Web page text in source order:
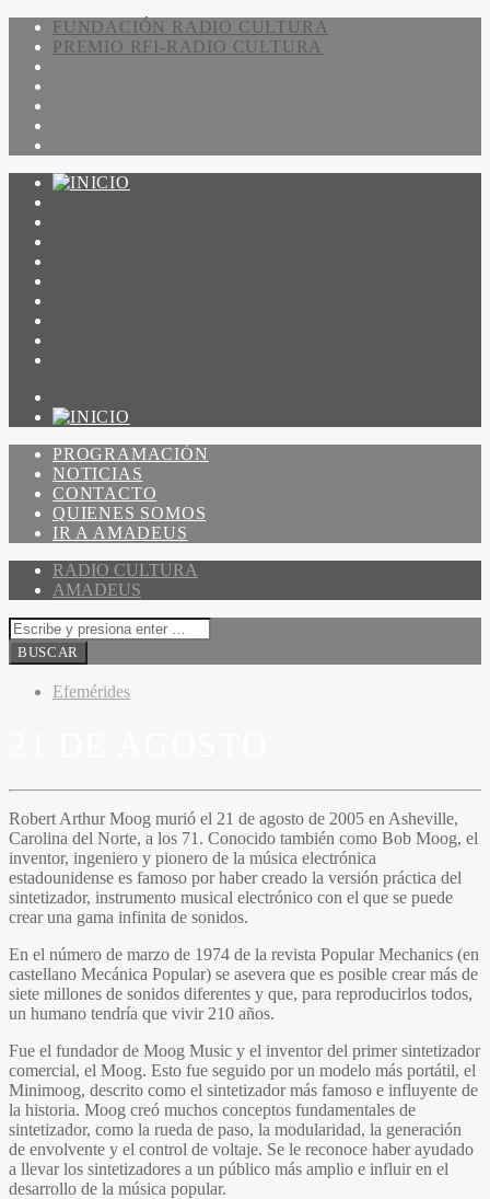
FUNDACIÓN RADIO CULTURA
PREMIO RFI-RADIO CULTURA
PROGRAMACIÓN
NOTICIAS
CONTACTO
QUIENES SOMOS
IR A AMADEUS
RADIO CULTURA
AMADEUS
Efemérides
Robert Arthur Moog murió el 21 de agosto de 2005 en Asheville,
Carolina del Norte, a los 71. Conocido también como Bob Moog, el
inventor, ingeniero y pionero de la música electrónica
estadounidense es famoso por haber creado la versión práctica del
sintetizador, instrumento musical electrónico con el que se puede
crear una gama infinita de sonidos.
En el número de marzo de 1974 de la revista Popular Mechanics (en
castellano Mecánica Popular) se asevera que es posible crear más de
siete millones de sonidos diferentes y que, para reproducirlos todos,
un humano tendría que vivir 210 años.
Fue el fundador de Moog Music y el inventor del primer sintetizador
comercial, el Moog. Esto fue seguido por un modelo más portátil, el
Minimoog, descrito como el sintetizador más famoso e influyente de
la historia. Moog creó muchos conceptos fundamentales de
sintetizador, como la rueda de paso, la modularidad, la generación
de envolvente y el control de voltaje. Se le reconoce haber ayudado
a llevar los sintetizadores a un público más amplio e influir en el
desarrollo de la música popular.